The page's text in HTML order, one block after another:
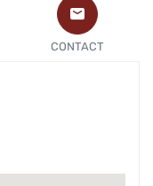
CONTACT
L'AGENCE
AVCT
-